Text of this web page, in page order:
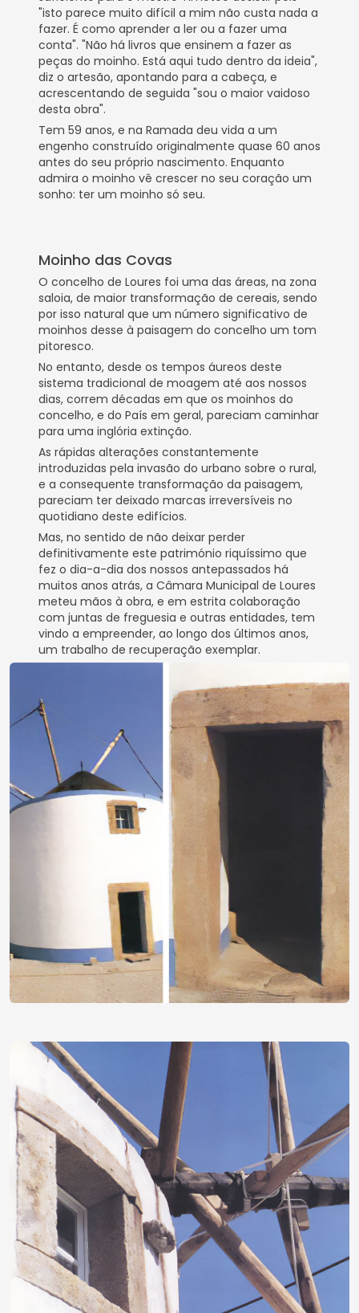
"isto parece muito difícil a mim não custa nada a
fazer. É como aprender a ler ou a fazer uma
conta". "Não há livros que ensinem a fazer as
peças do moinho. Está aqui tudo dentro da ideia",
diz o artesão, apontando para a cabeça, e
acrescentando de seguida "sou o maior vaidoso
desta obra".
Tem 59 anos, e na Ramada deu vida a um
engenho construído originalmente quase 60 anos
antes do seu próprio nascimento. Enquanto
admira o moinho vê crescer no seu coração um
sonho: ter um moinho só seu.
Moinho das Covas
O concelho de Loures foi uma das áreas, na zona
saloia, de maior transformação de cereais, sendo
por isso natural que um número significativo de
moinhos desse à paisagem do concelho um tom
pitoresco.
No entanto, desde os tempos áureos deste
sistema tradicional de moagem até aos nossos
dias, correm décadas em que os moinhos do
concelho, e do País em geral, pareciam caminhar
para uma inglória extinção.
As rápidas alterações constantemente
introduzidas pela invasão do urbano sobre o rural,
e a consequente transformação da paisagem,
pareciam ter deixado marcas irreversíveis no
quotidiano deste edifícios.
Mas, no sentido de não deixar perder
definitivamente este património riquíssimo que
fez o dia-a-dia dos nossos antepassados há
muitos anos atrás, a Câmara Municipal de Loures
meteu mãos à obra, e em estrita colaboração
com juntas de freguesia e outras entidades, tem
vindo a empreender, ao longo dos últimos anos,
um trabalho de recuperação exemplar.